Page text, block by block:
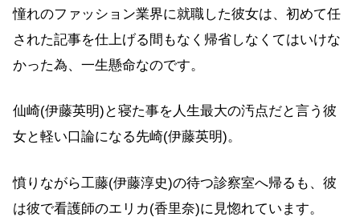
憧れのファッション業界に就職した彼女は、初めて任
された記事を仕上げる間もなく帰省しなくてはいけな
かった為、一生懸命なのです。
仙崎(伊藤英明)と寝た事を人生最大の汚点だと言う彼
女と軽い口論になる先崎(伊藤英明)。
憤りながら工藤(伊藤淳史)の待つ診察室へ帰るも、彼
は彼で看護師のエリカ(香里奈)に見惚れています。